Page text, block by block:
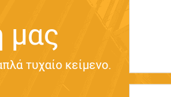
μας
τυχαίο κείμενο.